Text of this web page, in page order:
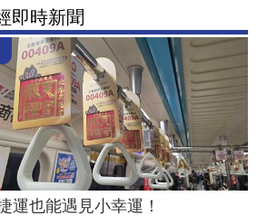
即時新聞
運也能遇見小幸運！